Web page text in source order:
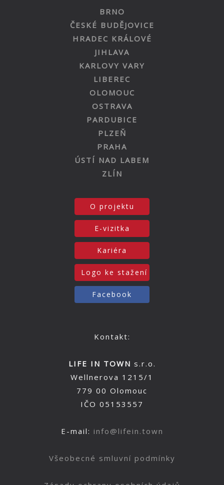
BRNO
ČESKÉ BUDĚJOVICE
HRADEC KRÁLOVÉ
JIHLAVA
KARLOVY VARY
LIBEREC
OLOMOUC
OSTRAVA
PARDUBICE
PLZEŇ
PRAHA
ÚSTÍ NAD LABEM
ZLÍN
O projektu
E-vizitka
Kariéra
Logo ke stažení
Facebook
Kontakt:
LIFE IN TOWN s.r.o.
Wellnerova 1215/1
779 00 Olomouc
IČO 05153557
E-mail: info@lifein.town
Všeobecné smluvní podmínky